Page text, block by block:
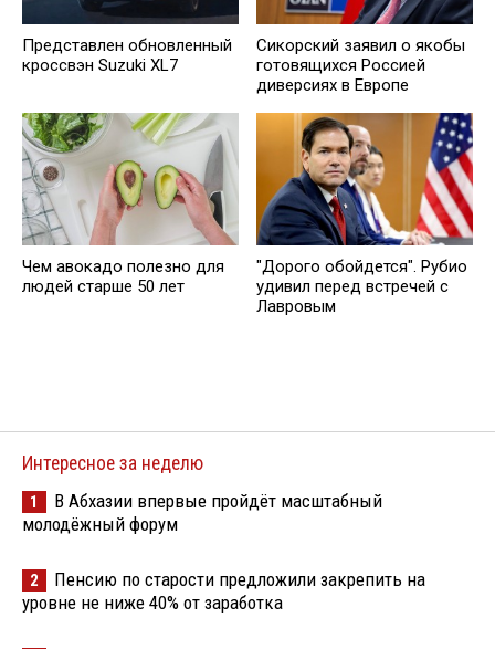
Представлен обновленный
кроссвэн Suzuki XL7
Сикорский заявил о якобы
готовящихся Россией
диверсиях в Европе
Чем авокадо полезно для
людей старше 50 лет
"Дорого обойдется". Рубио
удивил перед встречей с
Лавровым
Интересное за неделю
1
В Абхазии впервые пройдёт масштабный
молодёжный форум
2
Пенсию по старости предложили закрепить на
уровне не ниже 40% от заработка